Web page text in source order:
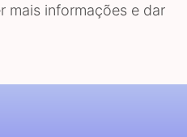
mais informações e dar